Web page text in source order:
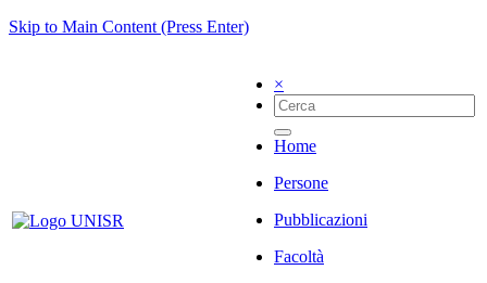
Skip to Main Content (Press Enter)
×
Home
Persone
Pubblicazioni
Facoltà